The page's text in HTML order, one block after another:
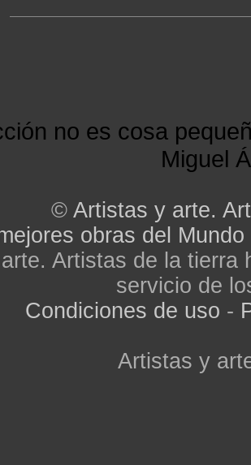
no es cosa
Miguel
© Artistas y arte.
obras del Mundo
Artistas de la tierra
servicio de
Condiciones de uso -
Artistas y